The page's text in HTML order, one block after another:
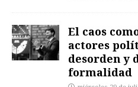
El caos
actores
desorden y
formalidad